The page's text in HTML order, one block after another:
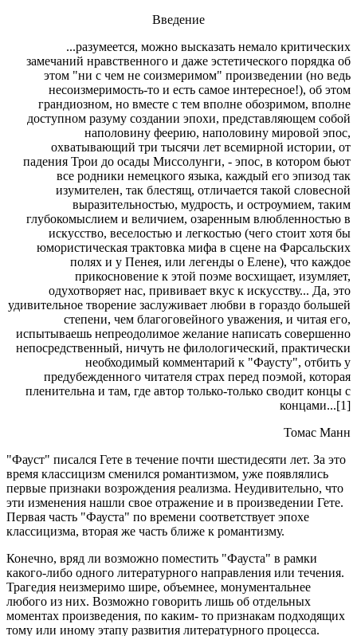
Введение
...разумеется, можно высказать немало критических
замечаний нравственного и даже эстетического порядка об
этом "ни с чем не соизмеримом" произведении (но ведь
несоизмеримость-то и есть самое интересное!), об этом
грандиозном, но вместе с тем вполне обозримом, вполне
доступном разуму создании эпохи, представляющем собой
наполовину феерию, наполовину мировой эпос,
охватывающий три тысячи лет всемирной истории, от
падения Трои до осады Миссолунги, - эпос, в котором бьют
все родники немецкого языка, каждый его эпизод так
изумителен, так блестящ, отличается такой словесной
выразительностью, мудрость, и остроумием, таким
глубокомыслием и величием, озаренным влюбленностью в
искусство, веселостью и легкостью (чего стоит хотя бы
юмористическая трактовка мифа в сцене на Фарсальских
полях и у Пенея, или легенды о Елене), что каждое
прикосновение к этой поэме восхищает, изумляет,
одухотворяет нас, прививает вкус к искусству... Да, это
удивительное творение заслуживает любви в гораздо большей
степени, чем благоговейного уважения, и читая его,
испытываешь непреодолимое желание написать совершенно
непосредственный, ничуть не филологический, практически
необходимый комментарий к "Фаусту", отбить у
предубежденного читателя страх перед поэмой, которая
пленительна и там, где автор только-только сводит концы с
концами...[1]
Томас Манн
"Фауст" писался Гете в течение почти шестидесяти лет. За это
время классицизм сменился романтизмом, уже появлялись
первые признаки возрождения реализма. Неудивительно, что
эти изменения нашли свое отражение и в произведении Гете.
Первая часть "Фауста" по времени соответствует эпохе
классицизма, вторая же часть ближе к романтизму.
Конечно, вряд ли возможно поместить "Фауста" в рамки
какого-либо одного литературного направления или течения.
Трагедия неизмеримо шире, объемнее, монументальнее
любого из них. Возможно говорить лишь об отдельных
моментах произведения, по каким- то признакам подходящих
тому или иному этапу развития литературного процесса.